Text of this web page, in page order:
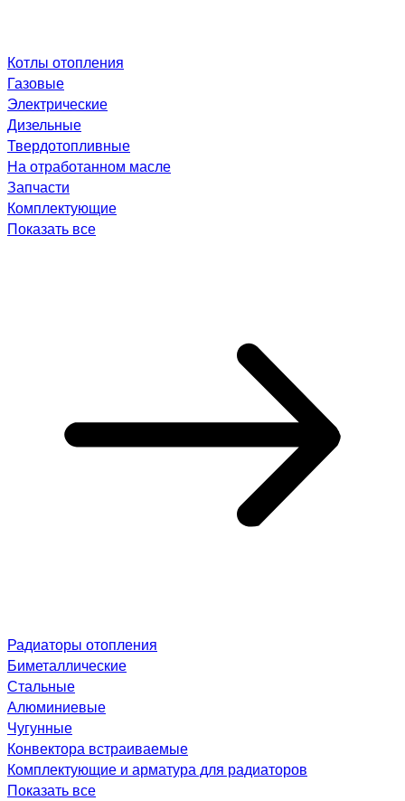
Котлы отопления
Газовые
Электрические
Дизельные
Твердотопливные
На отработанном масле
Запчасти
Комплектующие
Показать все
Радиаторы отопления
Биметаллические
Стальные
Алюминиевые
Чугунные
Конвектора встраиваемые
Комплектующие и арматура для радиаторов
Показать все